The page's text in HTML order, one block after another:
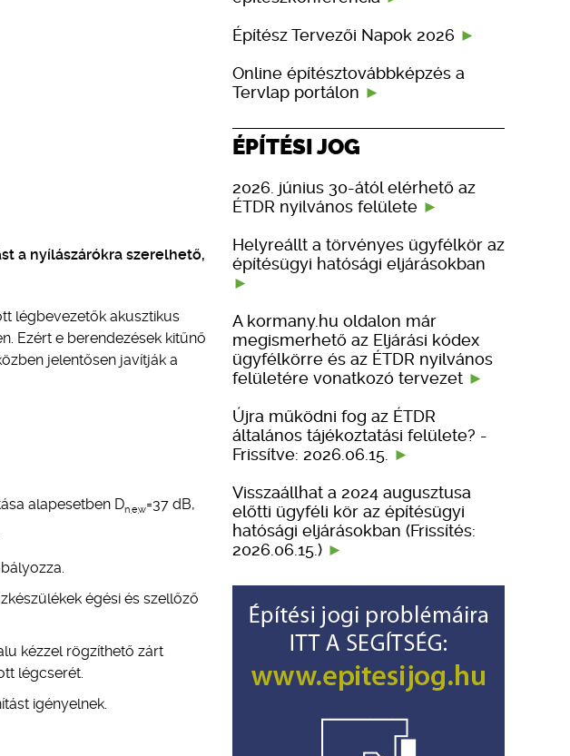
a nyílászárókra szerelhető,
légbevezetők akusztikus
Ezért e berendezések kitűnő
jelentősen javítják a
alapesetben Dn,e,w=37 dB,
égési és szellőző
kézzel rögzíthető zárt
légcserét.
igényelnek.
Építész Tervezői Napok 2026
Online építésztovábbképzés a
Tervlap portálon
ÉPÍTÉSI JOG
2026. június 30-ától elérhető az
ÉTDR nyilvános felülete
Helyreállt a törvényes ügyfélkör az
építésügyi hatósági eljárásokban
A kormany.hu oldalon már
megismerhető az Eljárási kódex
ügyfélkörre és az ÉTDR nyilvános
felületére vonatkozó tervezet
Újra működni fog az ÉTDR
általános tájékoztatási felülete? -
Frissítve: 2026.06.15.
Visszaállhat a 2024 augusztusa
előtti ügyféli kör az építésügyi
hatósági eljárásokban (Frissítés:
2026.06.15.)